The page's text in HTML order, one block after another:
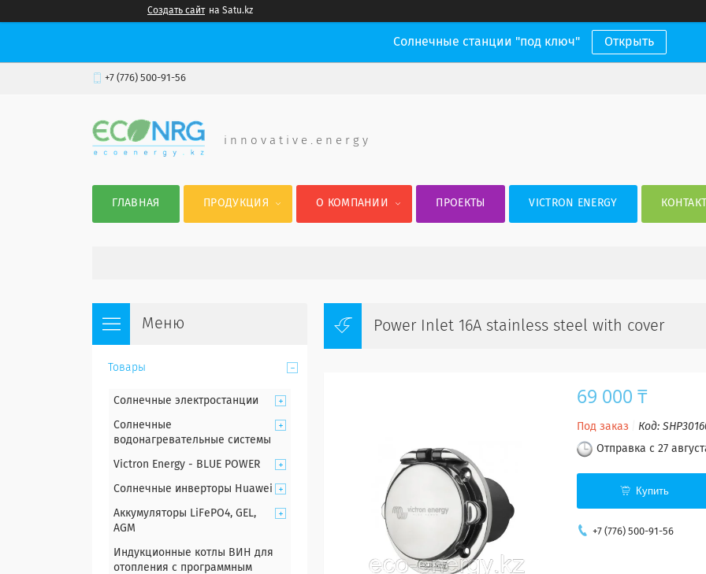
Создать сайт на Satu.kz
Солнечные станции "под ключ" Открыть
+7 (776) 500-91-56
i n n o v a t i v e . e n e r g y
ГЛАВНАЯ ПРОДУКЦИЯ О КОМПАНИИ ПРОЕКТЫ VICTRON ENERGY
Power Inlet 16A stainless steel with cover
69 000 ₸
Под заказ Код:
Отправка с 27
Купить
+7 (776) 500-91-56
Товары
Солнечные электростанции
Солнечные
водонагревательные системы
Victron Energy - BLUE POWER
Солнечные инверторы Huawei
Аккумуляторы LiFePO4, GEL,
AGM
Индукционные котлы ВИН для
отопления с программным